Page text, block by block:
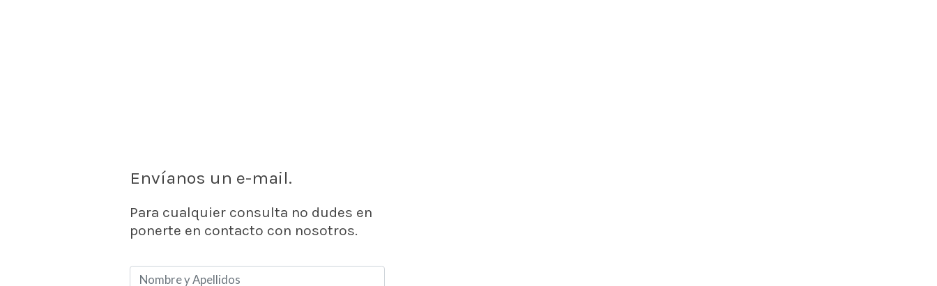
Envíanos un e-mail.
Para cualquier consulta no dudes en
ponerte en contacto con nosotros.